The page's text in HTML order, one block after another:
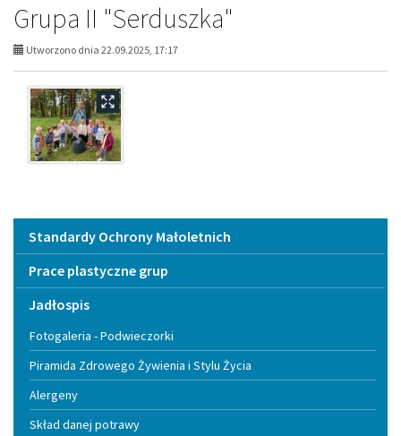
Grupa II "Serduszka"
Utworzono dnia 22.09.2025, 17:17
Menu
Standardy Ochrony Małoletnich
Prace plastyczne grup
Jadłospis
Fotogaleria - Podwieczorki
Piramida Zdrowego Żywienia i Stylu Życia
Alergeny
Skład danej potrawy